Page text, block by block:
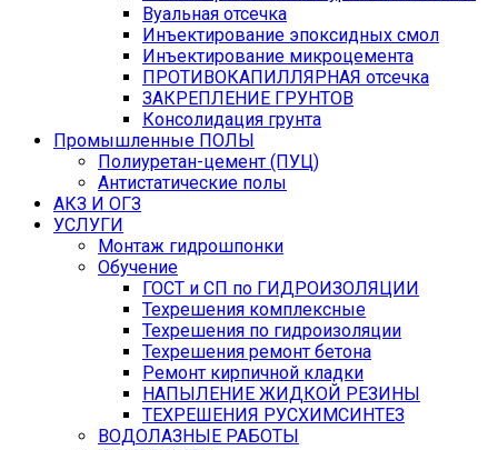
Вуальная отсечка
Инъектирование эпоксидных смол
Инъектирование микроцемента
ПРОТИВОКАПИЛЛЯРНАЯ отсечка
ЗАКРЕПЛЕНИЕ ГРУНТОВ
Консолидация грунта
Промышленные ПОЛЫ
Полиуретан-цемент (ПУЦ)
Антистатические полы
АКЗ И ОГЗ
УСЛУГИ
Монтаж гидрошпонки
Обучение
ГОСТ и СП по ГИДРОИЗОЛЯЦИИ
Техрешения комплексные
Техрешения по гидроизоляции
Техрешения ремонт бетона
Ремонт кирпичной кладки
НАПЫЛЕНИЕ ЖИДКОЙ РЕЗИНЫ
ТЕХРЕШЕНИЯ РУСХИМСИНТЕЗ
ВОДОЛАЗНЫЕ РАБОТЫ